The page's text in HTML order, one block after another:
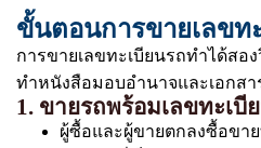
ขั้นตอนการขายเลขท
การขายเลขทะเบียนรถทำได้ส
ทำหนังสือมอบอำนาจและเอกส
1. ขายรถพร้อมเลขทะเบี
ผู้ซื้อและผู้ขายตกลงซื้อขา